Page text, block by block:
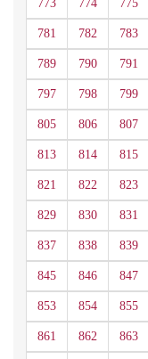
773 774 775
781 782 783
789 790 791
797 798 799
805 806 807
813 814 815
821 822 823
829 830 831
837 838 839
845 846 847
853 854 855
861 862 863